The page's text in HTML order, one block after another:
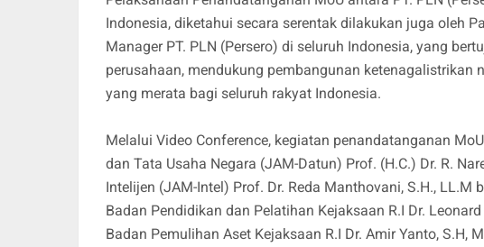
Indonesia, diketahui secara serentak dilakukan juga oleh
Manager PT. PLN (Persero) di seluruh Indonesia, yang
perusahaan, mendukung pembangunan ketenagalistrikan
yang merata bagi seluruh rakyat Indonesia.
Melalui Video Conference, kegiatan penandatanganan
dan Tata Usaha Negara (JAM-Datun) Prof. (H.C.) Dr. R.
Intelijen (JAM-Intel) Prof. Dr. Reda Manthovani, S.H., LL.M
Badan Pendidikan dan Pelatihan Kejaksaan R.I Dr.
Badan Pemulihan Aset Kejaksaan R.I Dr. Amir Yanto, S.H,